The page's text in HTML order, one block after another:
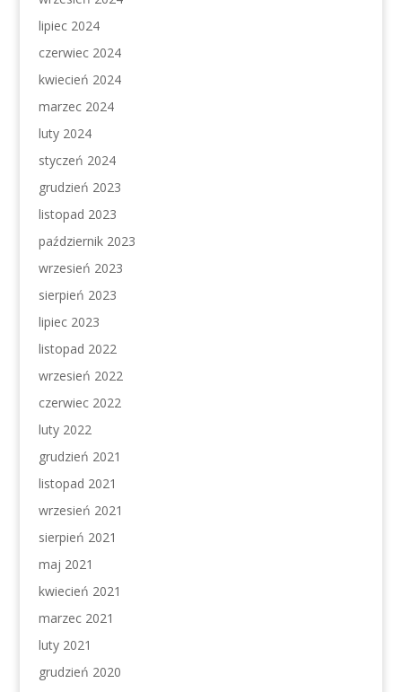
lipiec 2024
czerwiec 2024
kwiecień 2024
marzec 2024
luty 2024
styczeń 2024
grudzień 2023
listopad 2023
październik 2023
wrzesień 2023
sierpień 2023
lipiec 2023
listopad 2022
wrzesień 2022
czerwiec 2022
luty 2022
grudzień 2021
listopad 2021
wrzesień 2021
sierpień 2021
maj 2021
kwiecień 2021
marzec 2021
luty 2021
grudzień 2020